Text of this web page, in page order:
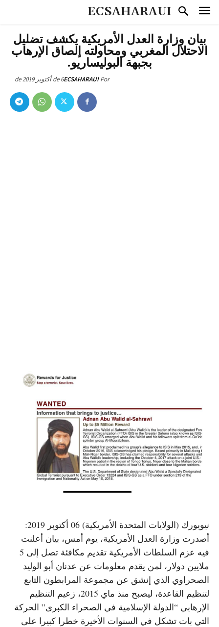
ECSAHARAUI
بيان وزارة العدل الأمريكية يكشف تضليل
الاحتلال المغربي ومحاولته إلصاق الإرهاب
بجبهة البوليساريو.
Por
ECSAHARAUI6 de أكتوبر de 2019
نيويورك (الولايات المتحدة الأمريكية) 06 أكتوبر 2019:
أصدرت وزارة العدل الأمريكية، يوم أمس، بيان أعلنت
فيه عزم السلطات الأمريكية تقديم مكافئة تصل إلى 5
ملايين دولار، لمن يقدم معلومات عن عدنان أبو الوليد
الصحراوي الذي إنشق عن مجموعة المرابطون التابع
لتنظيم القاعدة، ليصبح منذ ماي 2015، زعيم التنظيم
الإرهابي “الدولة الإسلامية في الصحراء الكبرى” الحركة
التي بات تشكل في السنوات الأخيرة خطرا كبيرا على